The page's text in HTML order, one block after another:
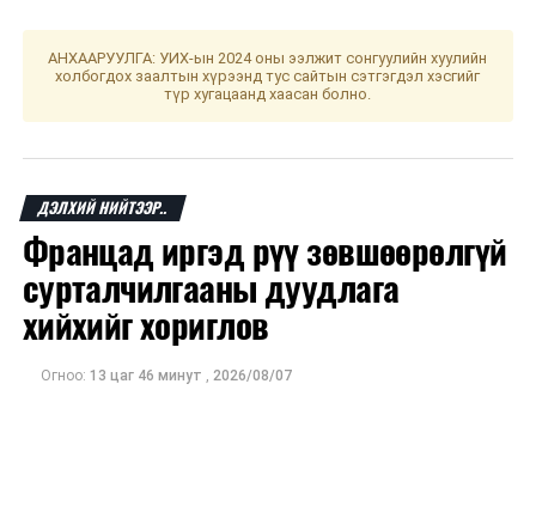
хэмнэлтийн горимд шилжүүллээ
ӨМНӨХ МЭДЭЭ
Сөүлээс тусгай үүргийн нислэгээр явах иргэдийн
анхааралд!
АНХААРУУЛГА: УИХ-ын 2024 оны ээлжит сонгуулийн хуулийн
холбогдох заалтын хүрээнд тус сайтын сэтгэгдэл хэсгийг
түр хугацаанд хаасан болно.
ДЭЛХИЙ НИЙТЭЭР..
Францад иргэд рүү зөвшөөрөлгүй
сурталчилгааны дуудлага
хийхийг хориглов
Огноо: 13 цаг 46 минут , 2026/08/07